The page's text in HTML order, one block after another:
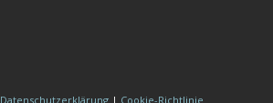
Datenschutzerklärung | Cookie-Richtlinie